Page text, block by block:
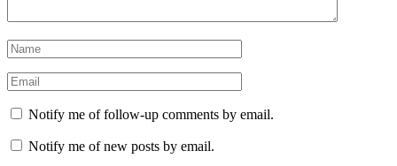
Notify me of follow-up comments by email.
Notify me of new posts by email.